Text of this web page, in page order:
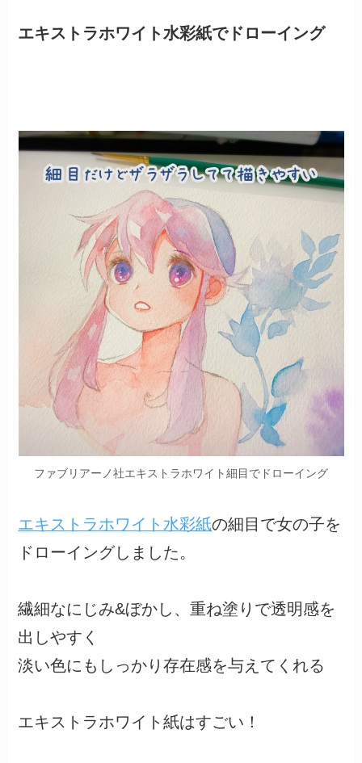
エキストラホワイト水彩紙でドローイング
ファブリアーノ社エキストラホワイト細目でドローイング
エキストラホワイト水彩紙の細目で女の子を
ドローイングしました。
繊細なにじみ&ぼかし、重ね塗りで透明感を
出しやすく
淡い色にもしっかり存在感を与えてくれる
エキストラホワイト紙はすごい！